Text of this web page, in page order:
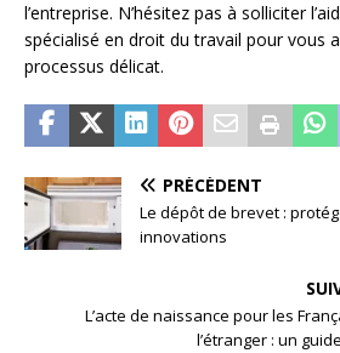
l’entreprise. N’hésitez pas à solliciter
spécialisé en droit du travail pour vous
processus délicat.
PRÉCÉDENT
Le dépôt de brevet :
innovations
L’acte de naissance pour les
l’étranger : un